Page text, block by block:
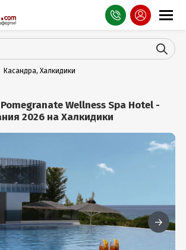
Касандра, Халкидики
Wellness Spa Hotel -
2026 на Халкидики